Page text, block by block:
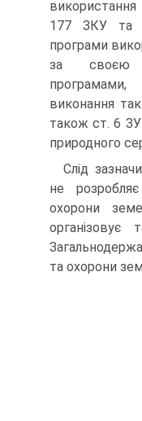
177 ЗКУ та
програми
за своєю
програмами,
виконання
також ст. 6
природного
Слід
не
охорони
організовує
та охорони